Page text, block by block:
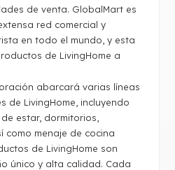
de venta. GlobalMart es
red comercial y
en todo el mundo, y esta
de LivingHome a
abarcará varias líneas
de LivingHome, incluyendo
estar, dormitorios,
como menaje de cocina
de LivingHome son
único y alta calidad. Cada